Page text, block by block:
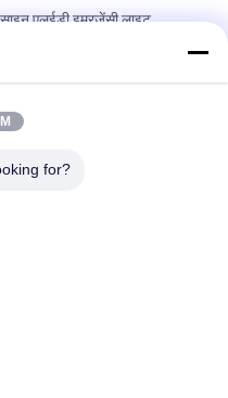
एलईडी इमरजेंसी लाइट
टेस्टिंग रनिंग मैन इमरजेंसी लाइट
निकास संकेत 3 घंटे बैकअप के
for?